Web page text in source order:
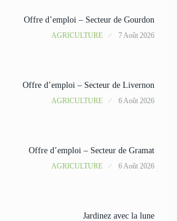
Offre d’emploi – Secteur de Gourdon
AGRICULTURE 7 Août 2026
Offre d’emploi – Secteur de Livernon
AGRICULTURE 6 Août 2026
Offre d’emploi – Secteur de Gramat
AGRICULTURE 6 Août 2026
Jardinez avec la lune